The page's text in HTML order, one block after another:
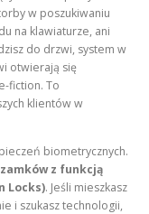
w poszukiwaniu
na klawiaturze, ani
do drzwi, system w
otwierają się
fiction. To
klientów w
biometrycznych.
zamków z funkcją
Locks). Jeśli mieszkasz
i szukasz technologii,